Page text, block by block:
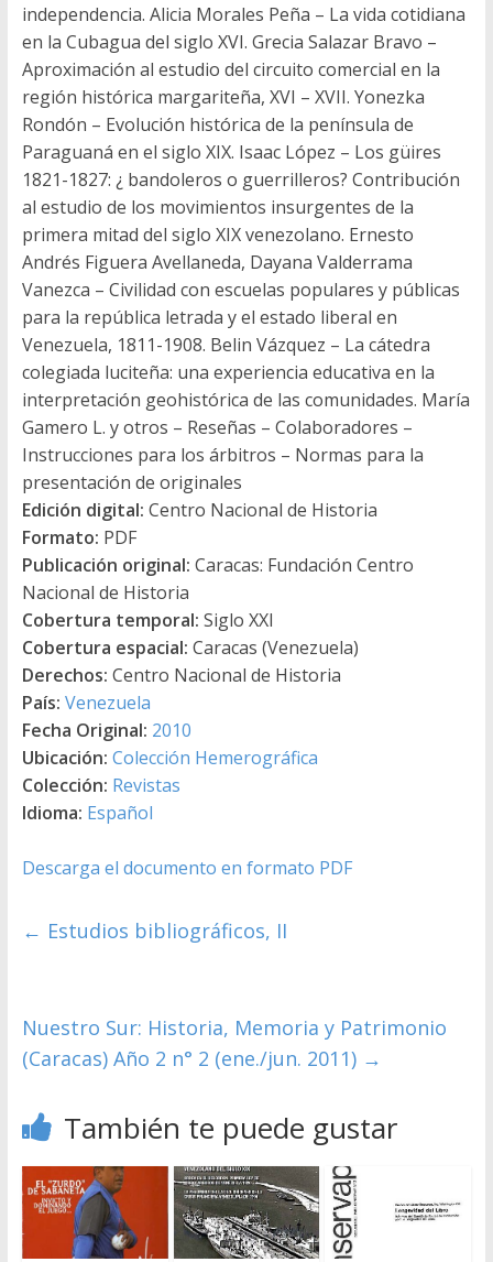
independencia. Alicia Morales Peña – La vida cotidiana
en la Cubagua del siglo XVI. Grecia Salazar Bravo –
Aproximación al estudio del circuito comercial en la
región histórica margariteña, XVI – XVII. Yonezka
Rondón – Evolución histórica de la península de
Paraguaná en el siglo XIX. Isaac López – Los güires
1821-1827: ¿ bandoleros o guerrilleros? Contribución
al estudio de los movimientos insurgentes de la
primera mitad del siglo XIX venezolano. Ernesto
Andrés Figuera Avellaneda, Dayana Valderrama
Vanezca – Civilidad con escuelas populares y públicas
para la república letrada y el estado liberal en
Venezuela, 1811-1908. Belin Vázquez – La cátedra
colegiada luciteña: una experiencia educativa en la
interpretación geohistórica de las comunidades. María
Gamero L. y otros – Reseñas – Colaboradores –
Instrucciones para los árbitros – Normas para la
presentación de originales
Edición digital: Centro Nacional de Historia
Formato: PDF
Publicación original: Caracas: Fundación Centro
Nacional de Historia
Cobertura temporal: Siglo XXI
Cobertura espacial: Caracas (Venezuela)
Derechos: Centro Nacional de Historia
País: Venezuela
Fecha Original: 2010
Ubicación: Colección Hemerográfica
Colección: Revistas
Idioma: Español
Descarga el documento en formato PDF
← Estudios bibliográficos, II
Nuestro Sur: Historia, Memoria y Patrimonio
(Caracas) Año 2 n° 2 (ene./jun. 2011) →
También te puede gustar